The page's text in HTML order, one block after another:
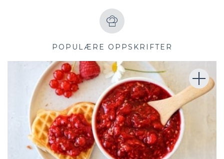
POPULÆRE OPPSKRIFTER